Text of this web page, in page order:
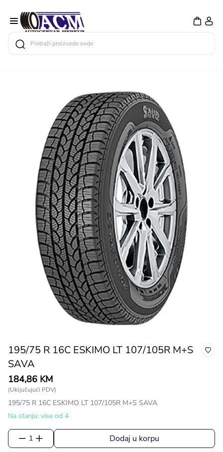
Search
195/75 R 16C ESKIMO LT 107/105R M+S
SAVA
184,86 KM
(Uključujući PDV)
195/75 R 16C ESKIMO LT 107/105R M+S SAVA
Na stanju: vise od 4
1 Dodaj u korpu